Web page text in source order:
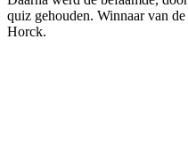
quiz gehouden. Winnaar van
Horck.